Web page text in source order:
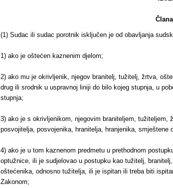
(1) Sudac ili sudac porotnik isključen je od obavljanja
1) ako je oštećen kaznenim djelom;
2) ako mu je okrivljenik, njegov branitelj, tužitelj, žrtva,
drug ili srodnik u uspravnoj liniji do bilo kojeg stupnja, u
stupnja;
3) ako je s okrivljenikom, njegovim braniteljem,
posvojitelja, posvojenika, hranitelja, hranjenika, smještene
4) ako je u tom kaznenom predmetu u prethodnom
optužnice, ili je sudjelovao u postupku kao tužitelj,
oštećenika, odnosno tužitelja, ili je ispitan ili treba biti
Zakonom;